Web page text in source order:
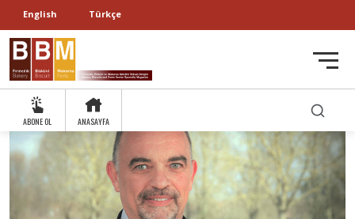
English Türkçe
ABONE OL ANASAYFA